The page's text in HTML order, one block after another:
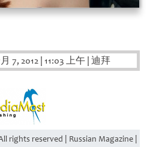
7, 2012 11:03 上午 迪拜
rights reserved | Russian Magazine |